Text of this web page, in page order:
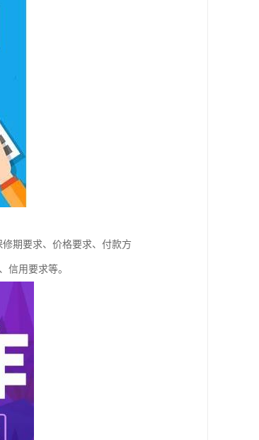
期要求、价格要求、付款方
信用要求等。